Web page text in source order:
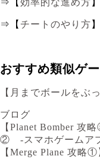
⇒【 効率的な進め方 】
⇒【 チートのやり方 】
おすすめ類似ゲ
【月までボールをぶ
ブログ
【Planet Bomber 攻
② -スマホゲームア
【Merge Plane 攻